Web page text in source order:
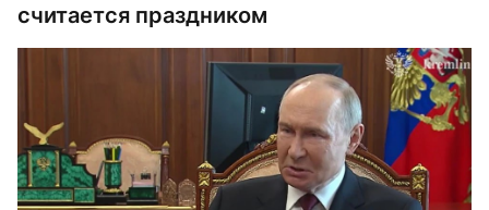
считается праздником